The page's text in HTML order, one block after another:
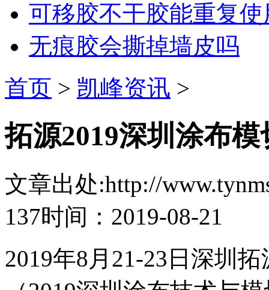
可移胶不干胶能重复
无痕胶会撕掉墙皮吗
首页 > 凯峰资讯 >
拓源2019深圳涂布模
文章出处:http://
137时间：2019-08-21
2019年8月21-23日深圳